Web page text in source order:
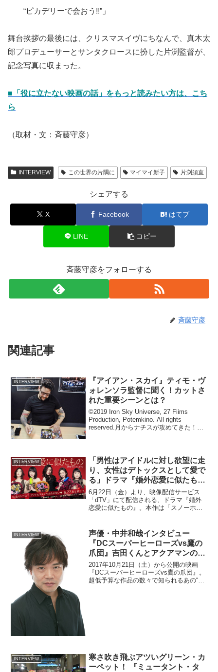
“ピカデリーで会おう!!”」
舞台挨拶の最後には、クリスマスイヴにちなんで、真木太
郎プロデューサーとサンタクロースに扮した片渕監督が、
記念写真に収まった。
■「役に立たない映画の話」をもっと読みたい方は、こち
ら
（取材・文：斉藤守彦）
INTERVIEW この世界の片隅に マイマイ新子 片渕須直
シェアする
X Facebook はてブ
LINE コピー
斉藤守彦をフォローする
斉藤守彦
関連記事
INTERVIEW
『アイアン・スカイ』ティモ・ヴ
ォレンソラ監督に聞く！カットさ
れた重要シーンとは？
©2019 Iron Sky Universe, 27 Fiims
Production, Potemkino. All rights
reserved.月からナチスが攻めてきた！観
INTERVIEW
「男性はアイドルに対し欲望に走
り、女性はデトックスとして愛で
る」ドラマ『婚外恋愛に似たも
の』栗山千明インタビュー
6月22日（金）より、映像配信サービス
「dTV」にて配信される、ドラマ『婚外
恋愛に似たもの』。本作は「スノーホワ
像はクリックで拡大・高画質表示できま
す。シネマズby...
INTERVIEW
声優・中井和哉インタビュー
『DCスーパーヒーローズvs鷹の
爪団』吉田くんとアクアマンの絶
妙な関係性とは
2017年10月21日（土）から公開の映画
『DCスーパーヒーローズvs鷹の爪団』。
超低予算な作品の数々で知られるあの“鷹
INTERVIEW
寒さ吹き飛ぶアツいグリーン・カ
ーペット！ 『ミュータント・タ